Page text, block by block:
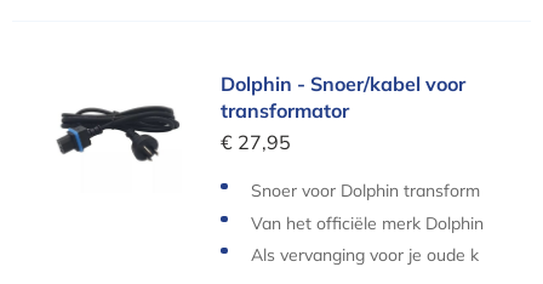
Dolphin - Snoer/kabel voor transformator
Dolphin - Snoer/kabel voor
transformator
€ 27,95
Snoer voor Dolphin transform
ator
Van het officiële merk Dolphin
Als vervanging voor je oude k